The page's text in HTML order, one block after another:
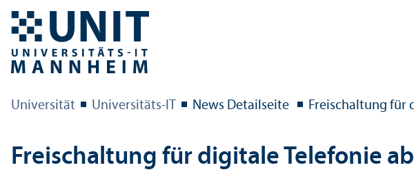
Universität Universitäts-IT News Detailseite Freischaltung für
Freischaltung für digitale Telefonie